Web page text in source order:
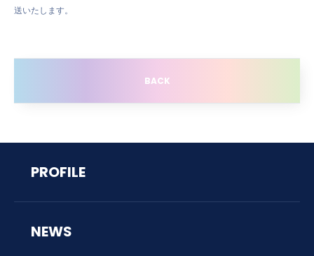
送いたします。
BACK
PROFILE
NEWS